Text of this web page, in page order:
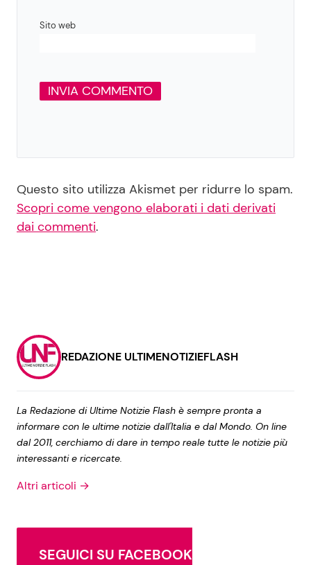
Sito web
Questo sito utilizza Akismet per ridurre lo spam.
Scopri come vengono elaborati i dati derivati
dai commenti.
REDAZIONE ULTIMENOTIZIEFLASH
La Redazione di Ultime Notizie Flash è sempre pronta a
informare con le ultime notizie dall'Italia e dal Mondo. On line
dal 2011, cerchiamo di dare in tempo reale tutte le notizie più
interessanti e ricercate.
Altri articoli →
SEGUICI SU FACEBOOK